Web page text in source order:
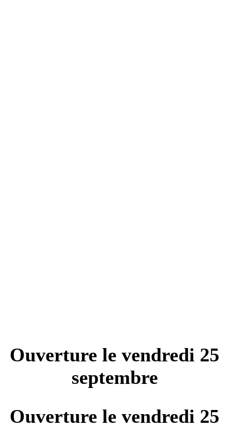
Ouverture le vendredi 25
septembre
Ouverture le vendredi 25